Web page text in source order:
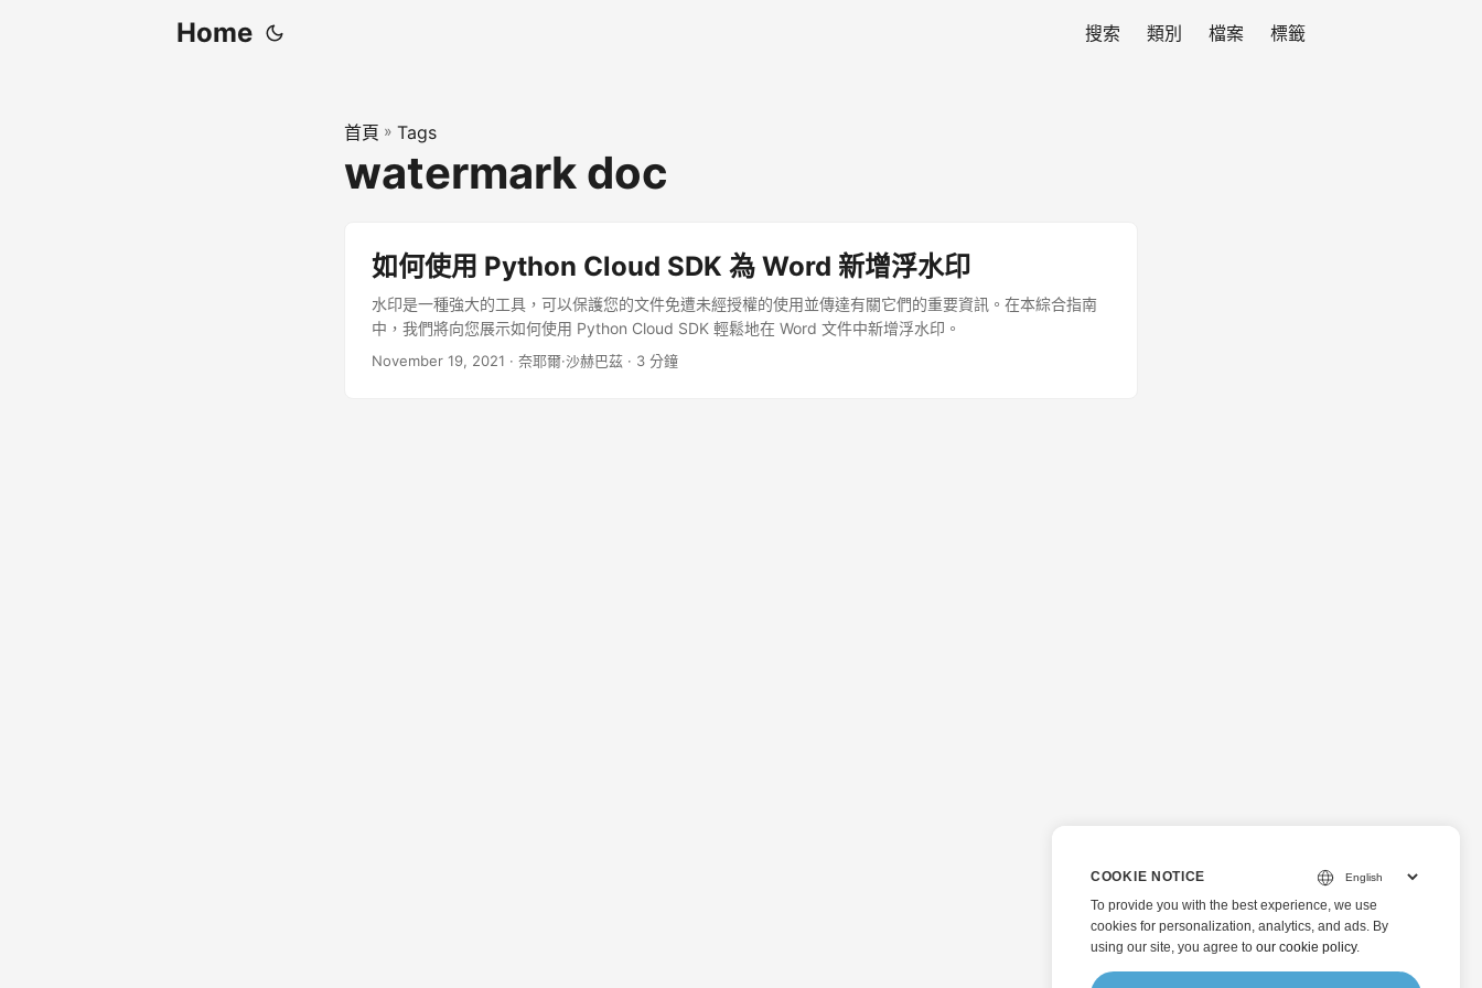
Home 搜索 類別 檔案 標籤
首頁 » Tags
watermark doc
如何使用 Python Cloud SDK 為 Word 新增浮水印
水印是一種強大的工具，可以保護您的文件免遭未經授權的使用並傳達有關它們的重要資訊。在本綜合指南
中，我們將向您展示如何使用 Python Cloud SDK 輕鬆地在 Word 文件中新增浮水印。
November 19, 2021 · 奈耶爾·沙赫巴茲 · 3 分鐘
COOKIE NOTICE
To provide you with the best experience, we use
cookies for personalization, analytics, and ads. By
using our site, you agree to our cookie policy.